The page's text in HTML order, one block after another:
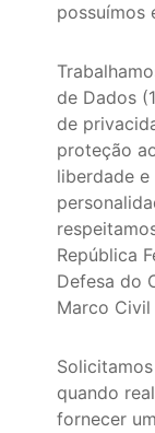
possuímos
de Dados
de
proteção
liberdade
República
Defesa do
Marco Civil
quando
fornecer